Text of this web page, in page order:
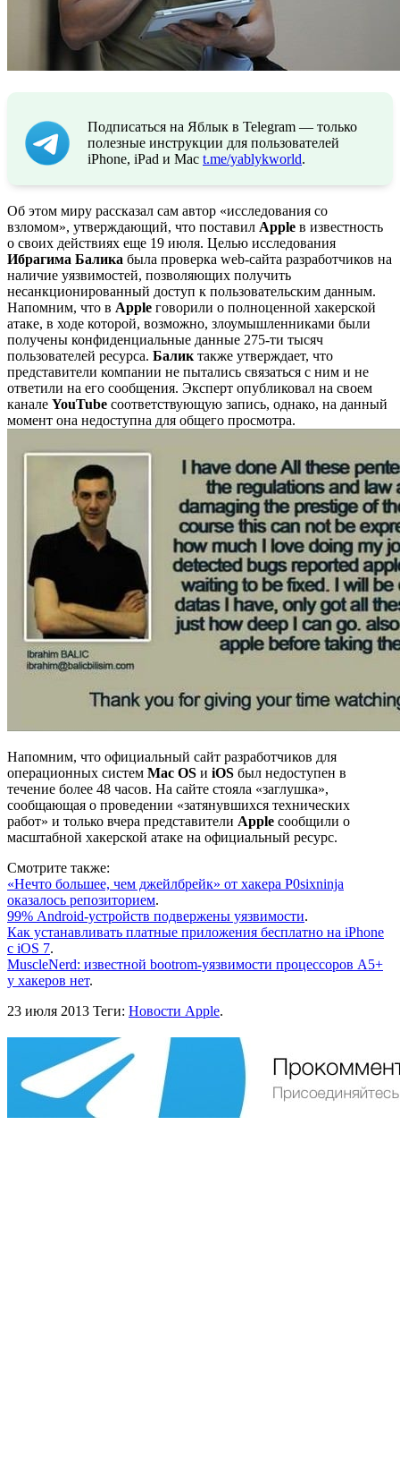
Подписаться на Яблык в Telegram — только
полезные инструкции для пользователей
iPhone, iPad и Mac t.me/yablykworld.
Об этом миру рассказал сам автор «исследования со
взломом», утверждающий, что поставил Apple в известность
о своих действиях еще 19 июля. Целью исследования
Ибрагима Балика была проверка web-сайта разработчиков на
наличие уязвимостей, позволяющих получить
несанкционированный доступ к пользовательским данным.
Напомним, что в Apple говорили о полноценной хакерской
атаке, в ходе которой, возможно, злоумышленниками были
получены конфиденциальные данные 275-ти тысяч
пользователей ресурса. Балик также утверждает, что
представители компании не пытались связаться с ним и не
ответили на его сообщения. Эксперт опубликовал на своем
канале YouTube соответствующую запись, однако, на данный
момент она недоступна для общего просмотра.
Напомним, что официальный сайт разработчиков для
операционных систем Mac OS и iOS был недоступен в
течение более 48 часов. На сайте стояла «заглушка»,
сообщающая о проведении «затянувшихся технических
работ» и только вчера представители Apple сообщили о
масштабной хакерской атаке на официальный ресурс.
Смотрите также:
«Нечто большее, чем джейлбрейк» от хакера P0sixninja
оказалось репозиторием.
99% Android-устройств подвержены уязвимости.
Как устанавливать платные приложения бесплатно на iPhone
c iOS 7.
MuscleNerd: известной bootrom-уязвимости процессоров A5+
у хакеров нет.
23 июля 2013 Теги: Новости Apple.